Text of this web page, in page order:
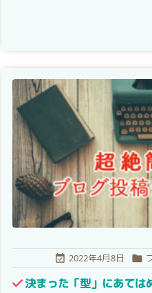
 2022年4月8日 
決まった「型」にあては